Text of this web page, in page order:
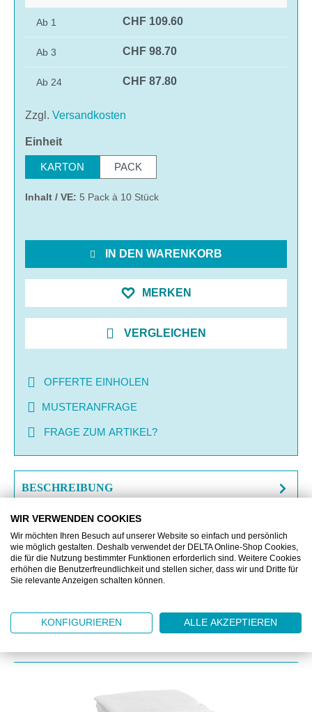
Ab 1 CHF 109.60
Ab 3 CHF 98.70
Ab 24 CHF 87.80
Zzgl. Versandkosten
Einheitauswählen
KARTON PACK
Inhalt / VE: 5 Pack à 10 Stück
IN DEN WARENKORB
MERKEN
VERGLEICHEN
OFFERTE EINHOLEN
MUSTERANFRAGE
FRAGE ZUM ARTIKEL?
BESCHREIBUNG
ZUSATZINFORMATIONEN
DOWNLOAD
WIR VERWENDEN COOKIES
Wir möchten Ihren Besuch auf unserer Website so einfach und persönlich
wie möglich gestalten. Deshalb verwendet der DELTA Online-Shop Cookies,
die für die Nutzung bestimmter Funktionen erforderlich sind. Weitere Cookies
erhöhen die Benutzerfreundlichkeit und stellen sicher, dass wir und Dritte für
Sie relevante Anzeigen schalten können.
KONFIGURIEREN ALLE AKZEPTIEREN